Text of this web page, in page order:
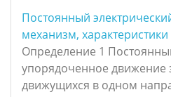
Постоянный
механизм, характеристики
Определение 1
упорядоченное движение
движущихся в одном